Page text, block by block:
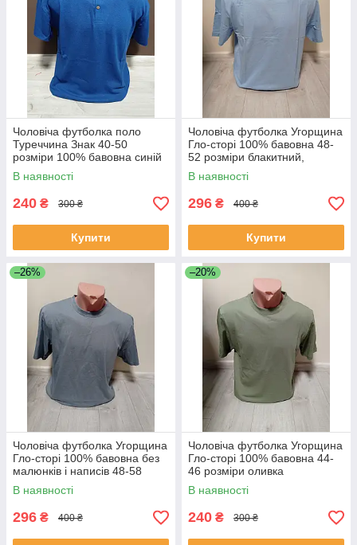
Чоловіча футболка поло
Туреччина Знак 40-50
розміри 100% бавовна синій
В наявності
240 ₴ 300 ₴
Купити
Чоловіча футболка Угорщина
Гло-сторі 100% бавовна 48-
52 розміри блакитний,
оливка, сірий
В наявності
296 ₴ 400 ₴
Купити
–26%
Чоловіча футболка Угорщина
Гло-сторі 100% бавовна без
малюнків і написів 48-58
розміри хакі, сірий
В наявності
296 ₴ 400 ₴
–20%
Чоловіча футболка Угорщина
Гло-сторі 100% бавовна 44-
46 розміри оливка
В наявності
240 ₴ 300 ₴